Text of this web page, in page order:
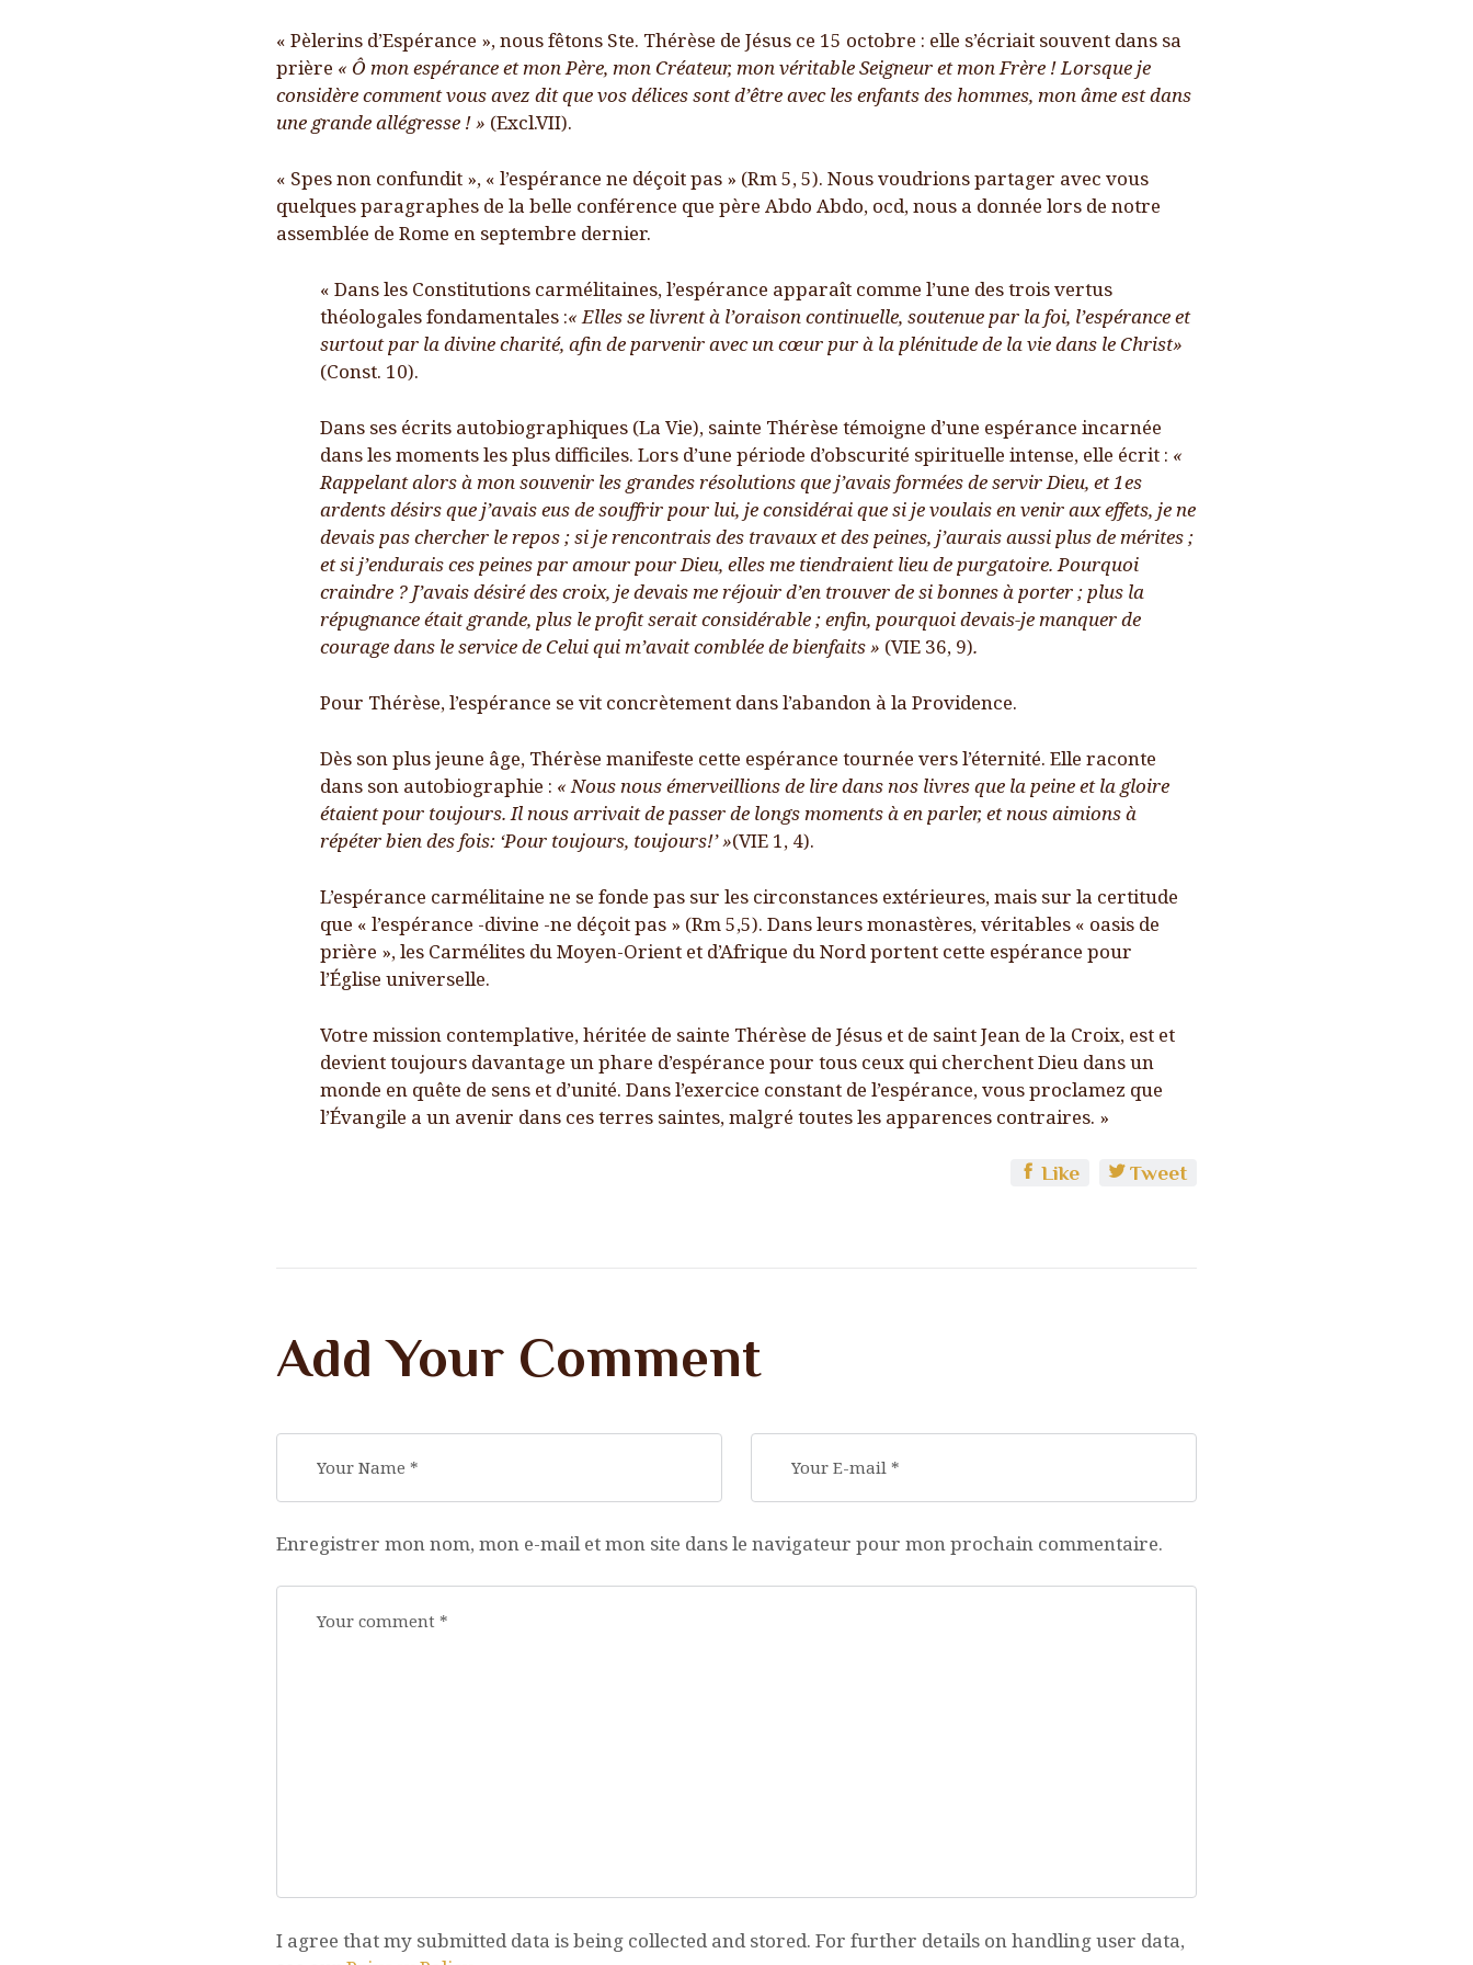
NOUS CONTACTER
LIENS
« Pèlerins d’Espérance », nous fêtons Ste. Thérèse de Jésus ce 15 octobre : elle s’écriait souvent dans sa
prière « Ô mon espérance et mon Père, mon Créateur, mon véritable Seigneur et mon Frère ! Lorsque je
considère comment vous avez dit que vos délices sont d’être avec les enfants des hommes, mon âme est dans
une grande allégresse ! » (Excl.VII).
« Spes non confundit », « l’espérance ne déçoit pas » (Rm 5, 5). Nous voudrions partager avec vous
quelques paragraphes de la belle conférence que père Abdo Abdo, ocd, nous a donnée lors de notre
assemblée de Rome en septembre dernier.
« Dans les Constitutions carmélitaines, l’espérance apparaît comme l’une des trois vertus
théologales fondamentales :« Elles se livrent à l’oraison continuelle, soutenue par la foi, l’espérance et
surtout par la divine charité, afin de parvenir avec un cœur pur à la plénitude de la vie dans le Christ»
(Const. 10).
Dans ses écrits autobiographiques (La Vie), sainte Thérèse témoigne d’une espérance incarnée
dans les moments les plus difficiles. Lors d’une période d’obscurité spirituelle intense, elle écrit : «
Rappelant alors à mon souvenir les grandes résolutions que j’avais formées de servir Dieu, et 1es
ardents désirs que j’avais eus de souffrir pour lui, je considérai que si je voulais en venir aux effets, je ne
devais pas chercher le repos ; si je rencontrais des travaux et des peines, j’aurais aussi plus de mérites ;
et si j’endurais ces peines par amour pour Dieu, elles me tiendraient lieu de purgatoire. Pourquoi
craindre ? J’avais désiré des croix, je devais me réjouir d’en trouver de si bonnes à porter ; plus la
répugnance était grande, plus le profit serait considérable ; enfin, pourquoi devais-je manquer de
courage dans le service de Celui qui m’avait comblée de bienfaits » (VIE 36, 9).
Pour Thérèse, l’espérance se vit concrètement dans l’abandon à la Providence.
Dès son plus jeune âge, Thérèse manifeste cette espérance tournée vers l’éternité. Elle raconte
dans son autobiographie : « Nous nous émerveillions de lire dans nos livres que la peine et la gloire
étaient pour toujours. Il nous arrivait de passer de longs moments à en parler, et nous aimions à
répéter bien des fois: ‘Pour toujours, toujours!’ »(VIE 1, 4).
L’espérance carmélitaine ne se fonde pas sur les circonstances extérieures, mais sur la certitude
que « l’espérance -divine -ne déçoit pas » (Rm 5,5). Dans leurs monastères, véritables « oasis de
prière », les Carmélites du Moyen-Orient et d’Afrique du Nord portent cette espérance pour
l’Église universelle.
Votre mission contemplative, héritée de sainte Thérèse de Jésus et de saint Jean de la Croix, est et
devient toujours davantage un phare d’espérance pour tous ceux qui cherchent Dieu dans un
monde en quête de sens et d’unité. Dans l’exercice constant de l’espérance, vous proclamez que
l’Évangile a un avenir dans ces terres saintes, malgré toutes les apparences contraires. »
Like Tweet
Add Your Comment
Enregistrer mon nom, mon e-mail et mon site dans le navigateur pour mon prochain commentaire.
I agree that my submitted data is being collected and stored. For further details on handling user data,